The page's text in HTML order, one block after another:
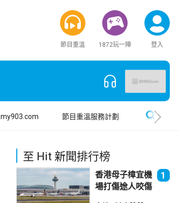
節目重溫 1872玩一陣 登入
my903.com 節目重溫服務計劃
至 Hit 新聞排行榜
香港母子樟宜機
場打傷途人咬傷
1